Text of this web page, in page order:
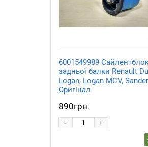
6001549989
задньої балки Renault
Logan, Logan MCV,
Оригінал
890грн
+
-